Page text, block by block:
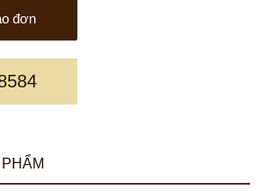
đơn